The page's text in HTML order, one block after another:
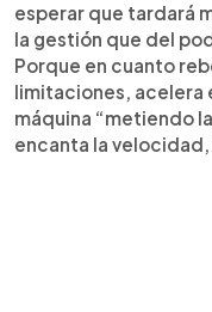
esperar que tardará
la gestión que del
Porque en cuanto
limitaciones, acelera
máquina “metiendo
encanta la